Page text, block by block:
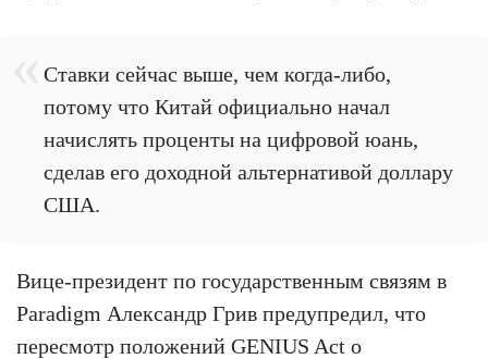
Ставки сейчас выше, чем когда-либо,
потому что Китай официально начал
начислять проценты на цифровой юань,
сделав его доходной альтернативой доллару
США.
Вице-президент по государственным связям в
Paradigm Александр Грив предупредил, что
пересмотр положений GENIUS Act о